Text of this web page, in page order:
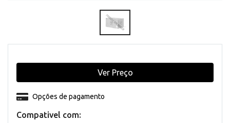
Compativel com:
Opções de pagamento
Ver Preço